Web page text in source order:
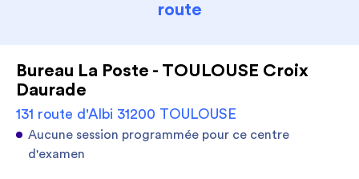
route
Bureau La Poste - TOULOUSE Croix
Daurade
131 route d'Albi 31200 TOULOUSE
Aucune session programmée pour ce centre
d'examen